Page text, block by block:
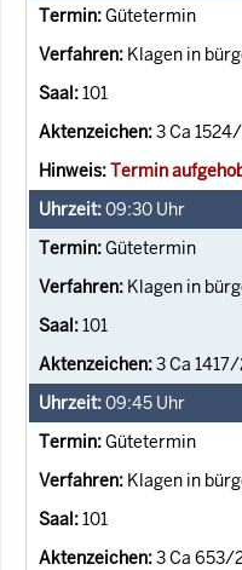
Gütetermin
Klagen in
101
3 Ca
Termin
09:30 Uhr
Gütetermin
Klagen in
101
3 Ca
09:45 Uhr
Gütetermin
Klagen in
101
3 Ca 653/